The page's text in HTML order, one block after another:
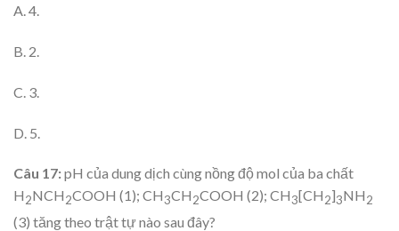
A. 4.
B. 2.
C. 3.
D. 5.
Câu 17:pH của dung dịch cùng nồng độ mol của ba chất
H2NCH2COOH (1); CH3CH2COOH (2); CH3[CH2]3NH2
(3) tăng theo trật tự nào sau đây?